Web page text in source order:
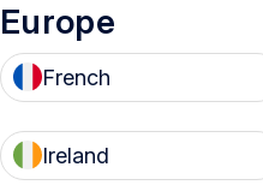
Europe
French
Ireland